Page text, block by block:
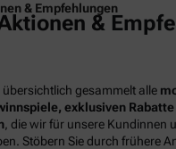
& Empfehlungen
&
übersichtlich gesammelt alle
exklusiven
, die wir für unsere Kundinnen
Stöbern Sie durch frühere